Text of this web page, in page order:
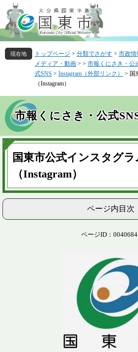
ー
ジ
の
先
頭
ニ
ュ
ー
を
飛
文
へ
トップページ > 分類でさがす > 市政情
メディア・動画 > > 市報くにさき・公
式SNS > Instagram（外部リンク） > 国
（Instagram）
市報くにさき・公式
本
文
国東市公式インスタグラ
（Instagram）
ページ内目次
ページID：0040684